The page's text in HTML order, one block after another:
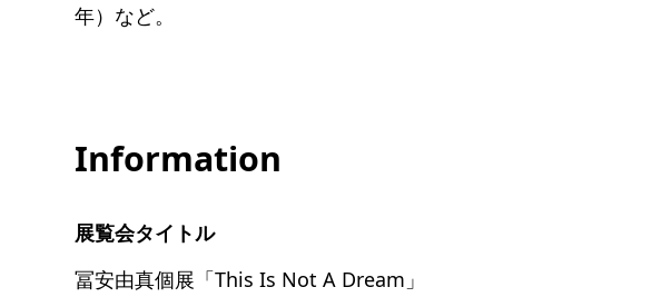
年）など。
Information
展覧会タイトル
冨安由真個展「This Is Not A Dream」